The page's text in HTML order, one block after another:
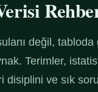
değil, tabloda
Terimler,
disiplini ve sık